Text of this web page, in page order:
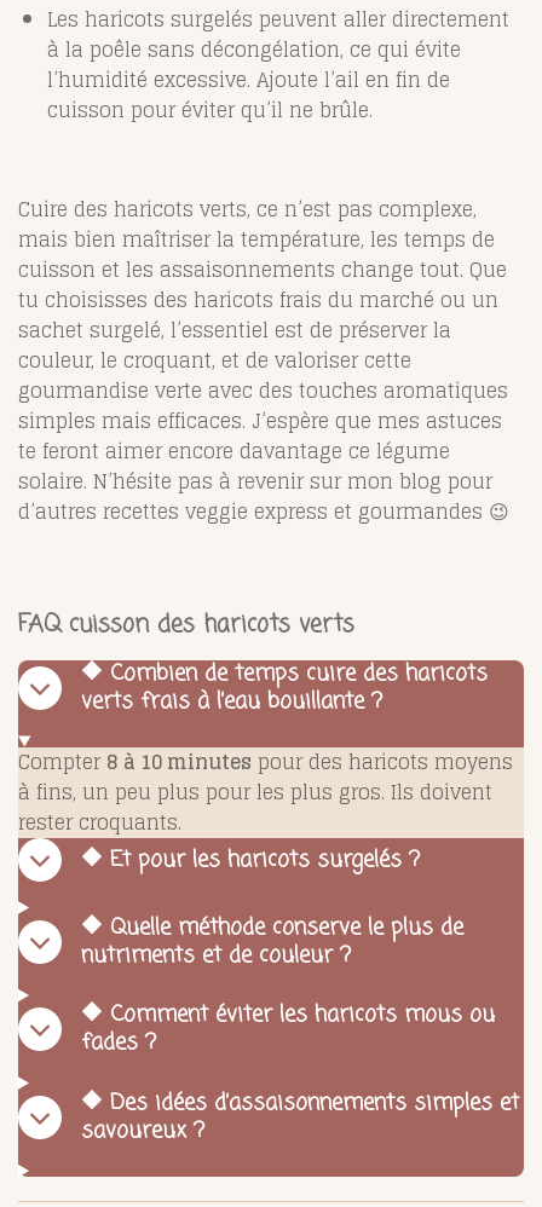
Les haricots surgelés peuvent aller directement
à la poêle sans décongélation, ce qui évite
l’humidité excessive. Ajoute l’ail en fin de
cuisson pour éviter qu’il ne brûle.
Cuire des haricots verts, ce n’est pas complexe,
mais bien maîtriser la température, les temps de
cuisson et les assaisonnements change tout. Que
tu choisisses des haricots frais du marché ou un
sachet surgelé, l’essentiel est de préserver la
couleur, le croquant, et de valoriser cette
gourmandise verte avec des touches aromatiques
simples mais efficaces. J’espère que mes astuces
te feront aimer encore davantage ce légume
solaire. N’hésite pas à revenir sur mon blog pour
d’autres recettes veggie express et gourmandes 😉
FAQ cuisson des haricots verts
🔶 Combien de temps cuire des haricots
verts frais à l’eau bouillante ?
Compter8 à 10 minutes pour des haricots moyens
à fins, un peu plus pour les plus gros. Ils doivent
rester croquants.
🔶 Et pour les haricots surgelés ?
🔶 Quelle méthode conserve le plus de
nutriments et de couleur ?
🔶 Comment éviter les haricots mous ou
fades ?
🔶 Des idées d’assaisonnements simples et
savoureux ?